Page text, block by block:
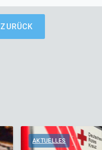
ZURÜCK
AKTUELLES